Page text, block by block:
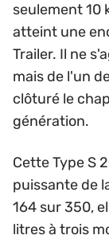
seulement 10
atteint une
Trailer. Il ne
mais de l'un
clôturé le
génération.
Cette Type S
puissante de
164 sur 350,
litres à trois